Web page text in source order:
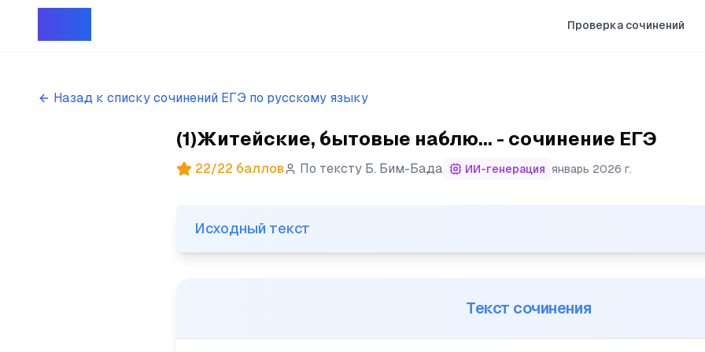
Проверка сочинений
Назад к списку сочинений ЕГЭ по русскому языку
(1)Житейские, бытовые наблю... - сочинение ЕГЭ
22/22 баллов По тексту Б. Бим-Бада ИИ-генерация январь 2026 г.
(1)Житейские, бытовые наблюдения показывают, а научная психология
Исходный текст
Текст сочинения